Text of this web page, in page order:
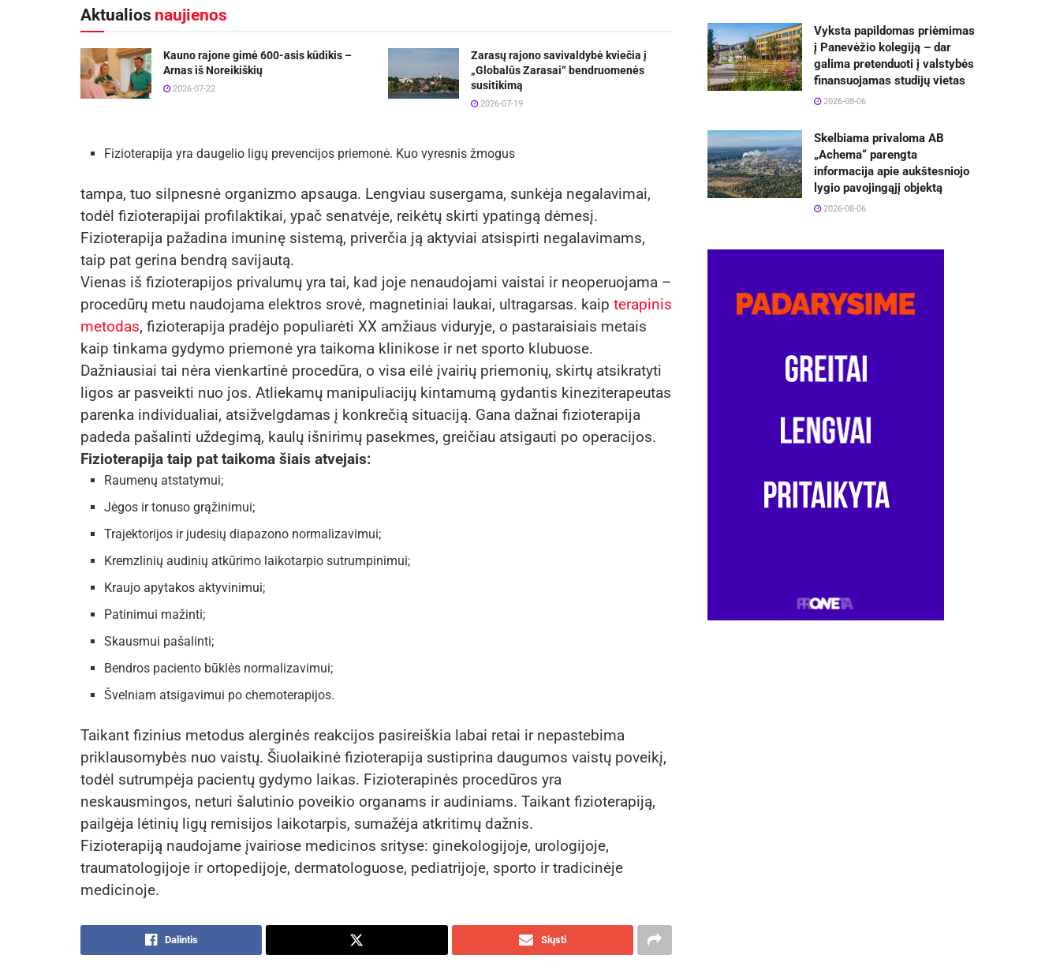
Aktualios naujienos
Kauno rajone gimė 600-asis kūdikis –
Arnas iš Noreikiškių
2026-07-22
Zarasų rajono savivaldybė kviečia į
„Globalūs Zarasai“ bendruomenės
susitikimą
2026-07-19
Fizioterapija yra daugelio ligų prevencijos priemonė. Kuo vyresnis žmogus
tampa, tuo silpnesnė organizmo apsauga. Lengviau susergama, sunkėja negalavimai,
todėl fizioterapijai profilaktikai, ypač senatvėje, reikėtų skirti ypatingą dėmesį.
Fizioterapija pažadina imuninę sistemą, priverčia ją aktyviai atsispirti negalavimams,
taip pat gerina bendrą savijautą.
Vienas iš fizioterapijos privalumų yra tai, kad joje nenaudojami vaistai ir neoperuojama –
procedūrų metu naudojama elektros srovė, magnetiniai laukai, ultragarsas. kaip terapinis
metodas, fizioterapija pradėjo populiarėti XX amžiaus viduryje, o pastaraisiais metais
kaip tinkama gydymo priemonė yra taikoma klinikose ir net sporto klubuose.
Dažniausiai tai nėra vienkartinė procedūra, o visa eilė įvairių priemonių, skirtų atsikratyti
ligos ar pasveikti nuo jos. Atliekamų manipuliacijų kintamumą gydantis kineziterapeutas
parenka individualiai, atsižvelgdamas į konkrečią situaciją. Gana dažnai fizioterapija
padeda pašalinti uždegimą, kaulų išnirimų pasekmes, greičiau atsigauti po operacijos.
Fizioterapija taip pat taikoma šiais atvejais:
Raumenų atstatymui;
Jėgos ir tonuso grąžinimui;
Trajektorijos ir judesių diapazono normalizavimui;
Kremzlinių audinių atkūrimo laikotarpio sutrumpinimui;
Kraujo apytakos aktyvinimui;
Patinimui mažinti;
Skausmui pašalinti;
Bendros paciento būklės normalizavimui;
Švelniam atsigavimui po chemoterapijos.
Taikant fizinius metodus alerginės reakcijos pasireiškia labai retai ir nepastebima
priklausomybės nuo vaistų. Šiuolaikinė fizioterapija sustiprina daugumos vaistų poveikį,
todėl sutrumpėja pacientų gydymo laikas. Fizioterapinės procedūros yra
neskausmingos, neturi šalutinio poveikio organams ir audiniams. Taikant fizioterapiją,
pailgėja lėtinių ligų remisijos laikotarpis, sumažėja atkritimų dažnis.
Fizioterapiją naudojame įvairiose medicinos srityse: ginekologijoje, urologijoje,
traumatologijoje ir ortopedijoje, dermatologuose, pediatrijoje, sporto ir tradicinėje
medicinoje.
Dalintis Siųsti
Vyksta papildomas priėmimas
į Panevėžio kolegiją – dar
galima pretenduoti į valstybės
finansuojamas studijų vietas
2026-08-06
Skelbiama privaloma AB
„Achema“ parengta
informacija apie aukštesniojo
lygio pavojingąjį objektą
2026-08-06